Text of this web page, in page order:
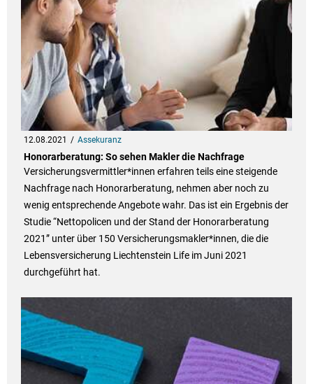
12.08.2021 Assekuranz
Honorarberatung: So sehen Makler die Nachfrage
Versicherungsvermittler*innen erfahren teils eine steigende
Nachfrage nach Honorarberatung, nehmen aber noch zu
wenig entsprechende Angebote wahr. Das ist ein Ergebnis der
Studie “Nettopolicen und der Stand der Honorarberatung
2021” unter über 150 Versicherungsmakler*innen, die die
Lebensversicherung Liechtenstein Life im Juni 2021
durchgeführt hat.